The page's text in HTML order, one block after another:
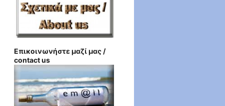
Επικοινωνήστε μαζί μας /
contact us